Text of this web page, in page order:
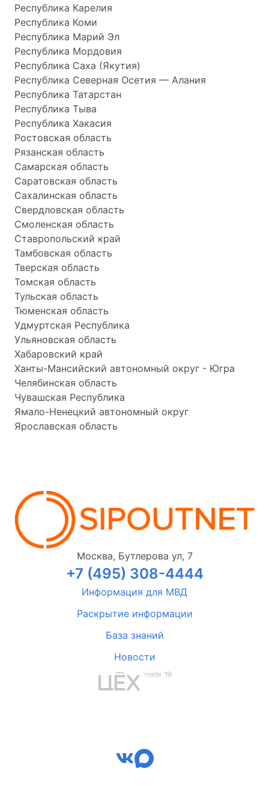
Республика Карелия
Республика Коми
Республика Марий Эл
Республика Мордовия
Республика Саха (Якутия)
Республика Северная Осетия — Алания
Республика Татарстан
Республика Тыва
Республика Хакасия
Ростовская область
Рязанская область
Самарская область
Саратовская область
Сахалинская область
Свердловская область
Смоленская область
Ставропольский край
Тамбовская область
Тверская область
Томская область
Тульская область
Тюменская область
Удмуртская Республика
Ульяновская область
Хабаровский край
Ханты-Мансийский автономный округ - Югра
Челябинская область
Чувашская Республика
Ямало-Ненецкий автономный округ
Ярославская область
Москва, Бутлерова ул, 7
+7 (495) 308-4444
Информация для МВД
Раскрытие информации
База знаний
Новости